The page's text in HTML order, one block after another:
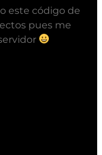
este código de
pues me